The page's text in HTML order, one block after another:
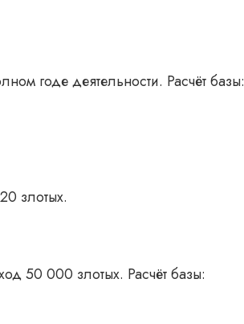
годе деятельности. Расчёт базы:
злотых.
50 000 злотых. Расчёт базы: